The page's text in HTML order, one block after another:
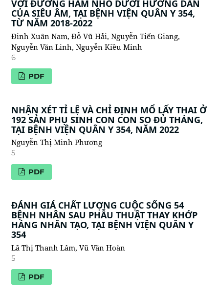
VỚI ĐƯỜNG HẦM NHỎ DƯỚI HƯỚNG DẪN
CỦA SIÊU ÂM, TẠI BỆNH VIỆN QUÂN Y 354,
TỪ NĂM 2018-2022
Đinh Xuân Nam, Đỗ Vũ Hải, Nguyễn Tiến Giang,
Nguyễn Văn Linh, Nguyễn Kiều Minh
6
PDF
NHẬN XÉT TỈ LỆ VÀ CHỈ ĐỊNH MỔ LẤY THAI Ở
192 SẢN PHỤ SINH CON CON SO ĐỦ THÁNG,
TẠI BỆNH VIỆN QUÂN Y 354, NĂM 2022
Nguyễn Thị Minh Phương
5
PDF
ĐÁNH GIÁ CHẤT LƯỢNG CUỘC SỐNG 54
BỆNH NHÂN SAU PHẪU THUẬT THAY KHỚP
HÁNG NHÂN TẠO, TẠI BỆNH VIỆN QUÂN Y
354
Lã Thị Thanh Lâm, Vũ Văn Hoàn
5
PDF